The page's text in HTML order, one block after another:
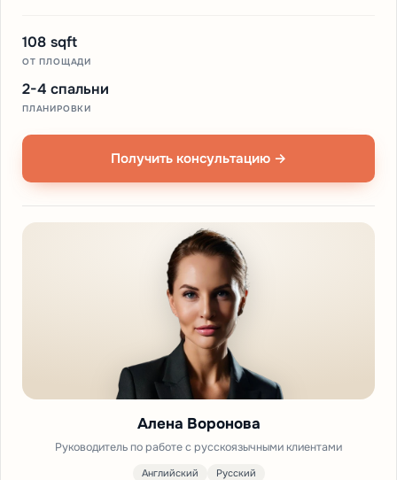
108 sqft
ОТ ПЛОЩАДИ
2-4 спальни
ПЛАНИРОВКИ
Получить консультацию →
Алена Воронова
Руководитель по работе с русскоязычными клиентами
Английский Русский